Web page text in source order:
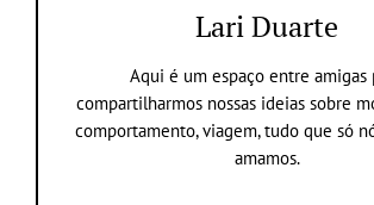
Lari Duarte
Aqui é um espaço entre amigas
compartilharmos nossas ideias sobre
comportamento, viagem, tudo que só
amamos.